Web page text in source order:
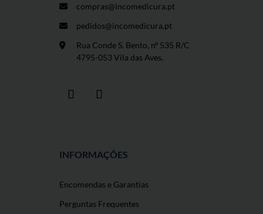
compras@incomedicura.pt
pedidos@incomedicura.pt
Rua Conde S. Bento, nº 535 R/C
4795-053 Vila das Aves.
INFORMAÇÕES
Encomendas e Garantias
Perguntas Frequentes